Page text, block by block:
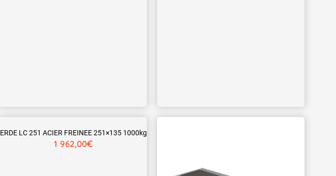
ERDE LC 251 ACIER FREINEE 251×135 1000kg
1 962,00€